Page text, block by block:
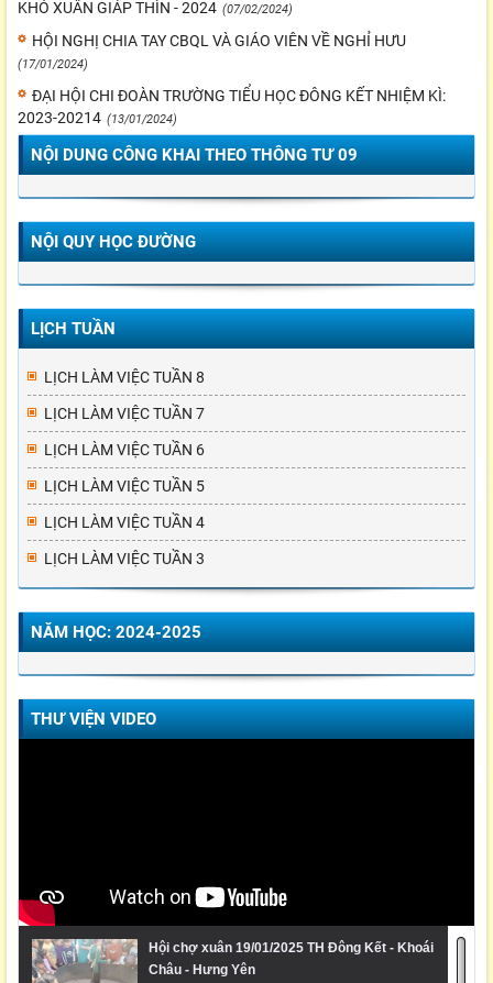
KHÓ XUÂN GIÁP THÌN - 2024 (07/02/2024)
HỘI NGHỊ CHIA TAY CBQL VÀ GIÁO VIÊN VỀ NGHỈ HƯU
(17/01/2024)
ĐẠI HỘI CHI ĐOÀN TRƯỜNG TIỂU HỌC ĐÔNG KẾT NHIỆM KÌ:
2023-20214 (13/01/2024)
NỘI DUNG CÔNG KHAI THEO THÔNG TƯ 09
NỘI QUY HỌC ĐƯỜNG
LỊCH TUẦN
LỊCH LÀM VIỆC TUẦN 8
LỊCH LÀM VIỆC TUẦN 7
LỊCH LÀM VIỆC TUẦN 6
LỊCH LÀM VIỆC TUẦN 5
LỊCH LÀM VIỆC TUẦN 4
LỊCH LÀM VIỆC TUẦN 3
NĂM HỌC: 2024-2025
THƯ VIỆN VIDEO
Hội chợ xuân 19/01/2025 TH Đông Kết - Khoái
Châu - Hưng Yên